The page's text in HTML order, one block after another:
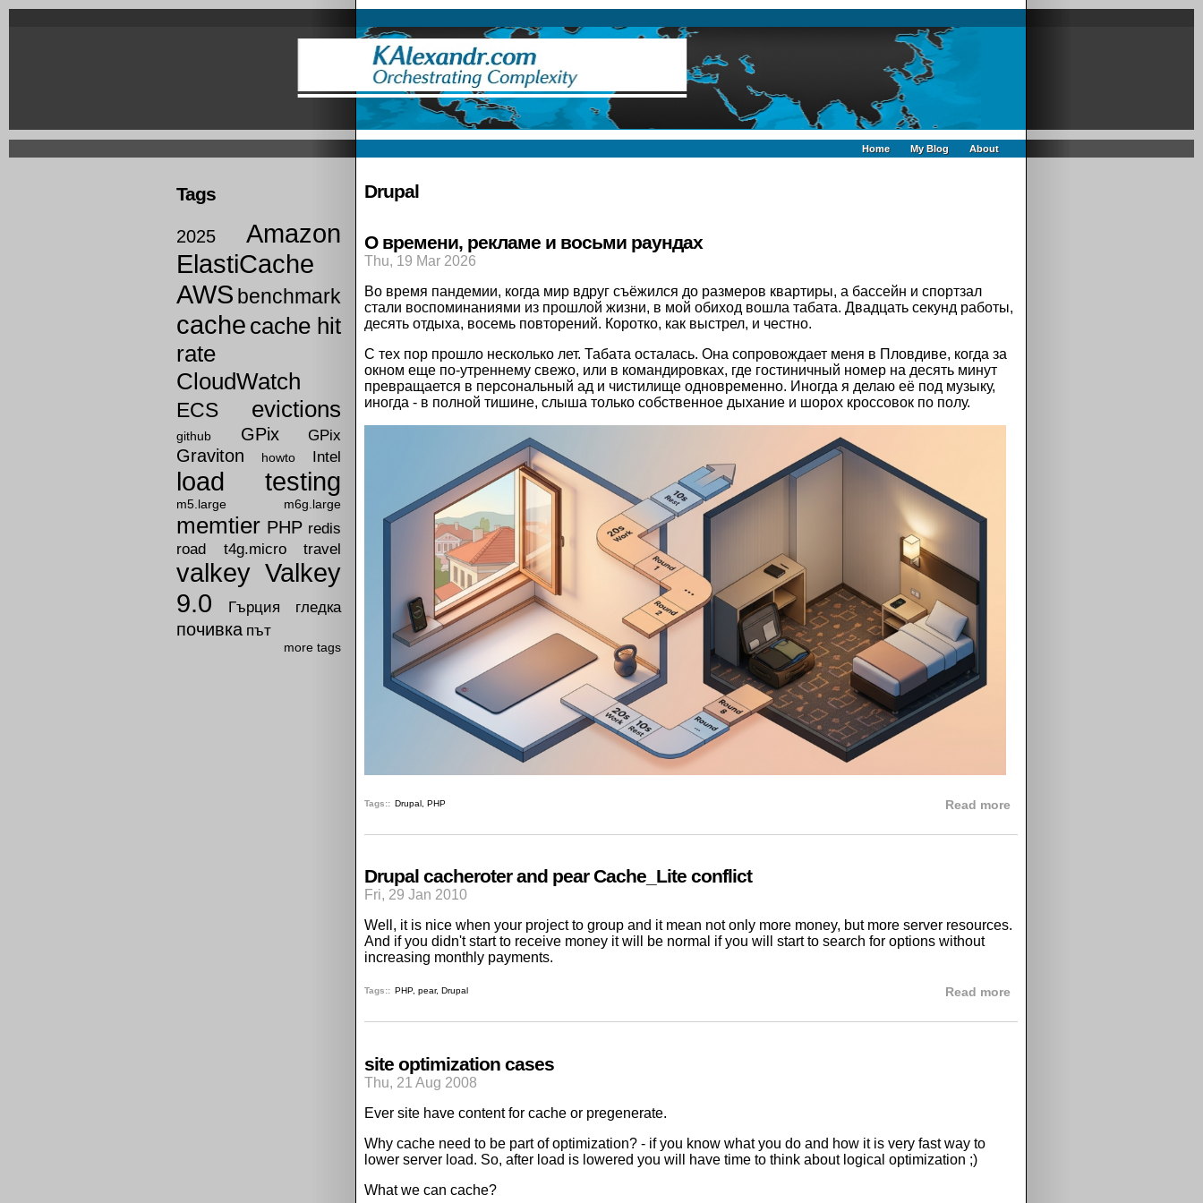
Home My Blog About
Drupal
О времени, рекламе и восьми раундах
Thu, 19 Mar 2026
Во время пандемии, когда мир вдруг съёжился до размеров квартиры, а бассейн и спортзал
стали воспоминаниями из прошлой жизни, в мой обиход вошла табата. Двадцать секунд работы,
десять отдыха, восемь повторений. Коротко, как выстрел, и честно.
С тех пор прошло несколько лет. Табата осталась. Она сопровождает меня в Пловдиве, когда за
окном еще по‑утреннему свежо, или в командировках, где гостиничный номер на десять минут
превращается в персональный ад и чистилище одновременно. Иногда я делаю её под музыку,
иногда - в полной тишине, слыша только собственное дыхание и шорох кроссовок по полу.
Tags: Drupal ,PHP Read more
Drupal cacheroter and pear Cache_Lite conflict
Fri, 29 Jan 2010
Well, it is nice when your project to group and it mean not only more money, but more server resources.
And if you didn't start to receive money it will be normal if you will start to search for options without
increasing monthly payments.
Tags: PHP,pear,Drupal Read more
site optimization cases
Thu, 21 Aug 2008
Ever site have content for cache or pregenerate.
Why cache need to be part of optimization? - if you know what you do and how it is very fast way to
lower server load. So, after load is lowered you will have time to think about logical optimization ;)
What we can cache?
Tags
2025
Amazon
ElastiCache
AWS benchmark
cache cache hit
rate
CloudWatch
ECS evictions
github GPix GPix
Graviton howto Intel
load testing
m5.large m6g.large
memtier PHP redis
road
t4g.micro travel
valkey Valkey
9.0
Гърция гледка
почивка път
more tags